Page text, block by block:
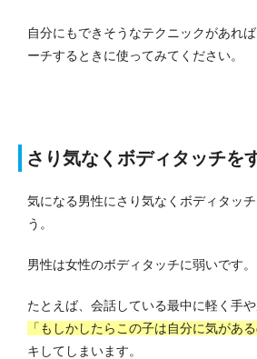
自分にもできそうなテクニックがあれ
ーチするときに使ってみてください。
さり気なくボディタッチを
気になる男性にさり気なくボディタッ
う。
男性は女性のボディタッチに弱いです。
たとえば、会話している最中に軽く手
「もしかしたらこの子は自分に気がある
キしてしまいます。